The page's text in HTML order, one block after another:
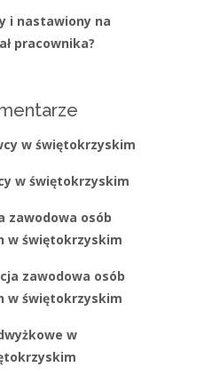
i nastawiony na
pracownika?
w świętokrzyskim
w świętokrzyskim
zawodowa osób
w świętokrzyskim
zawodowa osób
w świętokrzyskim
w